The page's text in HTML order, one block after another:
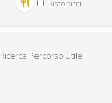
Ristoranti
Ricerca Percorso Utile